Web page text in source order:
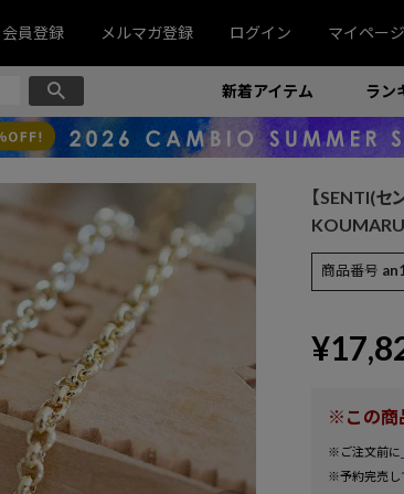
会員登録 メルマガ登録 ログイン マイページ
新着アイテム ラン
【SENTI(セ
商品番号
¥
※この商
※ご注文前に
※予約完売し